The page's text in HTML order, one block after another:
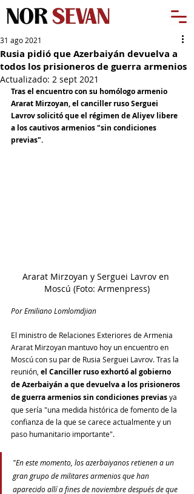
Rusia pidió que Azerbaiyán devuelva a
todos los prisioneros de guerra armenios
31 ago 2021
Actualizado: 2 sept 2021
Tras el encuentro con su homólogo armenio
Ararat Mirzoyan, el canciller ruso Serguei
Lavrov solicitó que el régimen de Aliyev libere
a los cautivos armenios "sin condiciones
previas".
Ararat Mirzoyan y Serguei Lavrov en
Moscú (Foto: Armenpress)
Por Emiliano Lomlomdjian
El ministro de Relaciones Exteriores de Armenia
Ararat Mirzoyan mantuvo hoy un encuentro en
Moscú con su par de Rusia Serguei Lavrov. Tras la
reunión, el Canciller ruso exhortó al gobierno
de Azerbaiyán a que devuelva a los prisioneros
de guerra armenios sin condiciones previas ya
que sería "una medida histórica de fomento de la
confianza de la que se carece actualmente y un
paso humanitario importante".
"En este momento, los azerbaiyanos retienen a un
gran grupo de militares armenios que han
aparecido allí a fines de noviembre después de que